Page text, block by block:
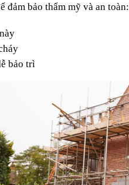
đảm bảo thẩm mỹ và an toàn:
bảo trì